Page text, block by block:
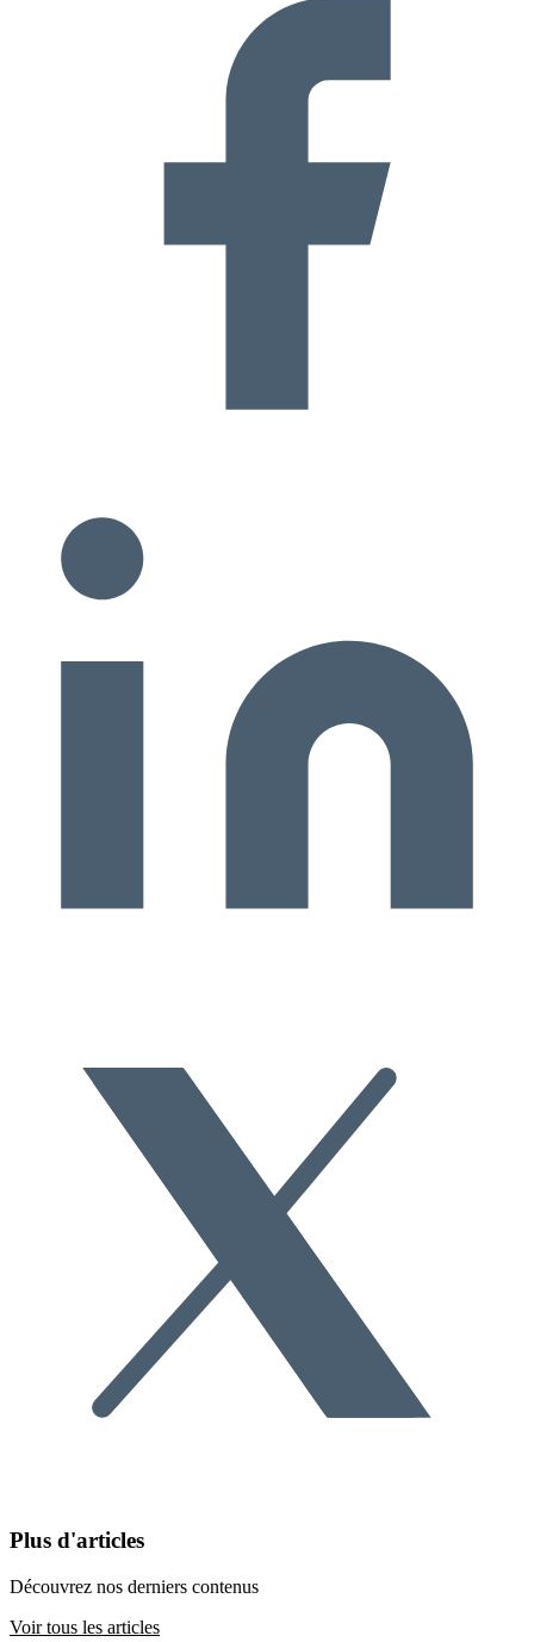
Plus d'articles
Découvrez nos derniers contenus
Voir tous les articles